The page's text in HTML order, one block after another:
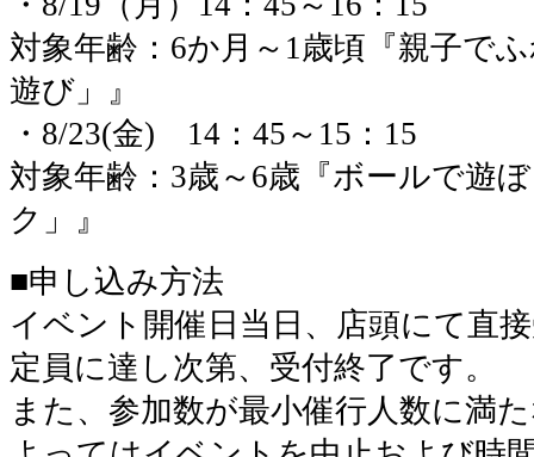
対象年齢：6か月～1歳頃『親子で
遊び」』
・8/23(金) 14：45～15：15
対象年齢：3歳～6歳『ボールで遊
ク」』
■申し込み方法
イベント開催日当日、店頭にて直
定員に達し次第、受付終了です。
また、参加数が最小催行人数に満